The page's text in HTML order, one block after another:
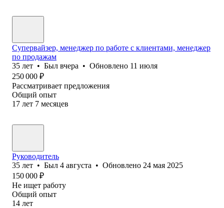
Супервайзер, менеджер по работе с клиентами, менеджер
по продажам
35 лет • Был вчера • Обновлено 11 июля
250 000 ₽
Рассматривает предложения
Общий опыт
17 лет 7 месяцев
Руководитель
35 лет • Был 4 августа • Обновлено 24 мая 2025
150 000 ₽
Не ищет работу
Общий опыт
14 лет